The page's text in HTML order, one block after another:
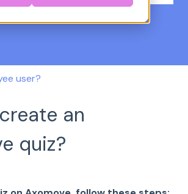
because the search field
user?
an
quiz?